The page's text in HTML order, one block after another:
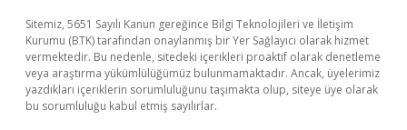
Sitemiz, 5651 Sayılı Kanun gereğince Bilgi Teknolojileri ve İletişim
Kurumu (BTK) tarafından onaylanmış bir Yer Sağlayıcı olarak hizmet
vermektedir. Bu nedenle, sitedeki içerikleri proaktif olarak denetleme
veya araştırma yükümlülüğümüz bulunmamaktadır. Ancak, üyelerimiz
yazdıkları içeriklerin sorumluluğunu taşımakta olup, siteye üye olarak
bu sorumluluğu kabul etmiş sayılırlar.